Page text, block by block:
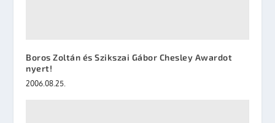
Boros Zoltán és Szikszai Gábor Chesley Awardot
nyert!
2006.08.25.